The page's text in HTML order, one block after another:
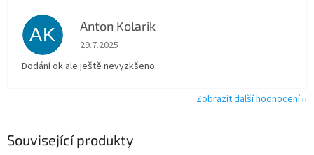
Související produkty
AK Anton Kolarik
Hodnocení obchodu je 5 z 5 hvězdiček.
29.7.2025
Dodání ok ale ještě nevyzkšeno
Zobrazit další hodnocení